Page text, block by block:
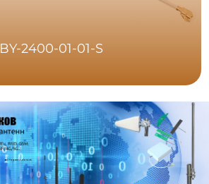
BY-2400-01-01-S